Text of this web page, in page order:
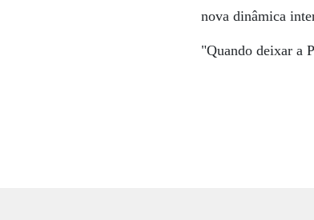
nova dinâmica
"Quando deixar a